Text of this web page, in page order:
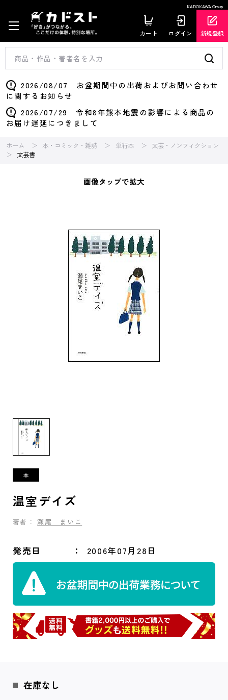
KADOKAWA Group
カート ログイン 新規登録
2026/08/07 お盆期間中の出荷およびお問い合わせ
に関するお知らせ
2026/07/29 令和8年熊本地震の影響による商品の
お届け遅延につきまして
ホーム 本・コミック・雑誌 単行本
文芸・ノンフィクション
文芸書
画像タップで拡大
温室デイズ
著者： 瀬尾 まいこ
発売日 2006年07月28日
在庫なし